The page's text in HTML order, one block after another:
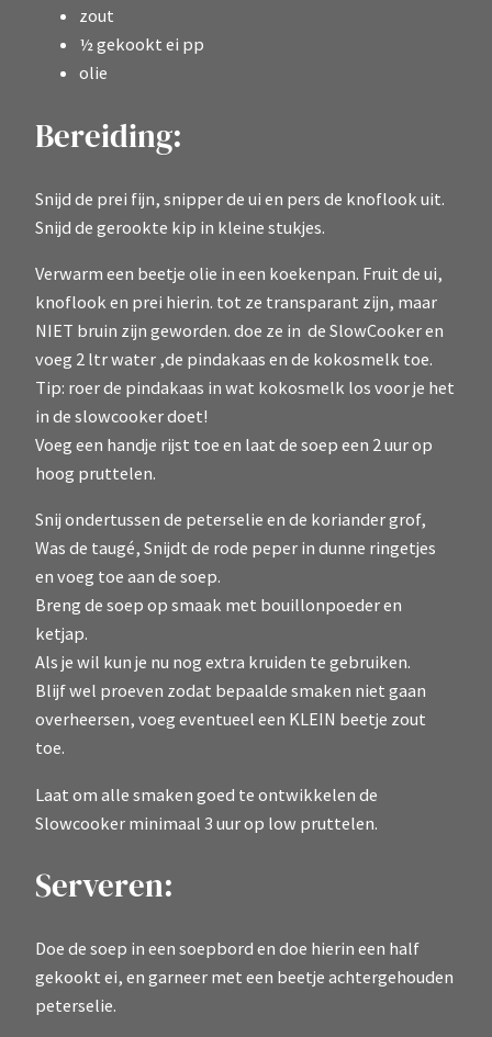
zout
½ gekookt ei pp
olie
Bereiding:
Snijd de prei fijn, snipper de ui en pers de knoflook uit.
Snijd de gerookte kip in kleine stukjes.
Verwarm een beetje olie in een koekenpan. Fruit de ui,
knoflook en prei hierin. tot ze transparant zijn, maar
NIET bruin zijn geworden. doe ze in de SlowCooker en
voeg 2 ltr water ,de pindakaas en de kokosmelk toe.
Tip: roer de pindakaas in wat kokosmelk los voor je het
in de slowcooker doet!
Voeg een handje rijst toe en laat de soep een 2 uur op
hoog pruttelen.
Snij ondertussen de peterselie en de koriander grof,
Was de taugé, Snijdt de rode peper in dunne ringetjes
en voeg toe aan de soep.
Breng de soep op smaak met bouillonpoeder en
ketjap.
Als je wil kun je nu nog extra kruiden te gebruiken.
Blijf wel proeven zodat bepaalde smaken niet gaan
overheersen, voeg eventueel een KLEIN beetje zout
toe.
Laat om alle smaken goed te ontwikkelen de
Slowcooker minimaal 3 uur op low pruttelen.
Serveren:
Doe de soep in een soepbord en doe hierin een half
gekookt ei, en garneer met een beetje achtergehouden
peterselie.